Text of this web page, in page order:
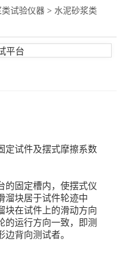
试验仪器 >水泥砂浆类
定试件及摆式摩擦系数
的固定槽内，使摆式仪
溜块居于试件轮迹中
块在试件上的滑动方向
的运行方向一致，即测
背向测试者。